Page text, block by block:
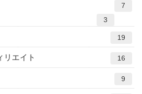
7
3
19
リエイト 16
9